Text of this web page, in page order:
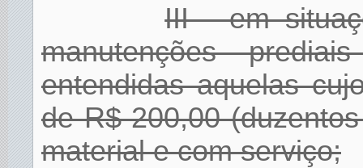
III - em
manutenções
entendidas aquelas
de R$ 200,00
material e com serviço;